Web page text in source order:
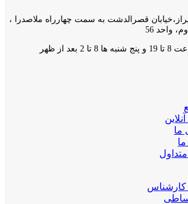
قصرالدشت به سمت چهارراه ملاصدرا ،
از ظهر
ما
کارشناس